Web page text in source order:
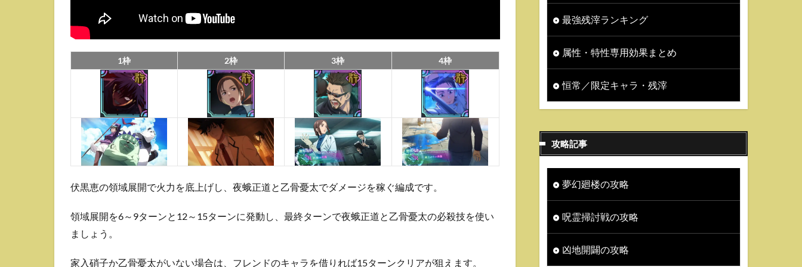
い
3
HP・
3.1
東堂
葵
お
す
キ
ラ
1枠 2枠 3枠 4枠
伏黒恵の領域展開で火力を底上げし、夜蛾正道と乙骨憂太でダメージを稼ぐ編成です。
領域展開を6～9ターンと12～15ターンに発動し、最終ターンで夜蛾正道と乙骨憂太の必殺技を使い
ましょう。
家入硝子か乙骨憂太がいない場合は、フレンドのキャラを借りれば15ターンクリアが狙えます。
最強残滓ランキング
属性・特性専用効果まとめ
恒常／限定キャラ・残滓
攻略記事
夢幻廻楼の攻略
呪霊掃討戦の攻略
凶地開闢の攻略